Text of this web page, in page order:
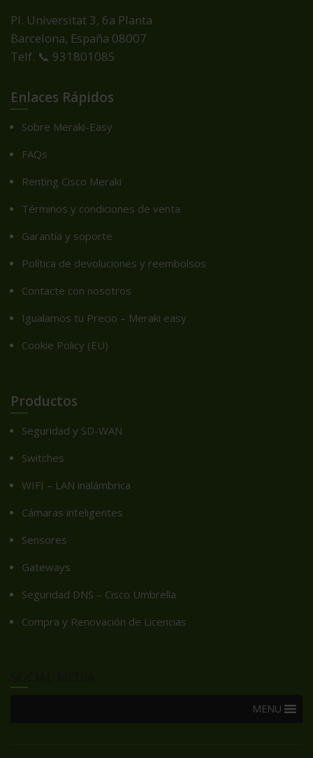
Pl. Universitat 3, 6a Planta
Barcelona, España 08007
Telf. 📞 931801085
Enlaces Rápidos
Sobre Meraki-Easy
FAQs
Renting Cisco Meraki
Términos y condiciones de venta
Garantía y soporte
Política de devoluciones y reembolsos
Contacte con nosotros
Igualamos tu Precio – Meraki easy
Cookie Policy (EU)
Productos
Seguridad y SD-WAN
Switches
WIFI – LAN inalámbrica
Cámaras inteligentes
Sensores
Gateways
Seguridad DNS – Cisco Umbrella
Compra y Renovación de Licencias
MENU